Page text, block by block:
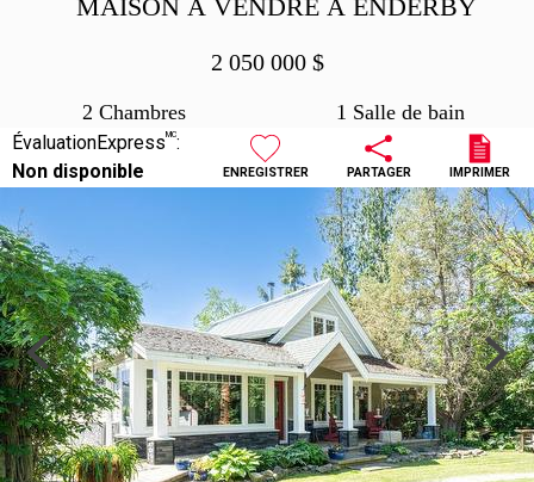
MAISON À VENDRE À ENDERBY
2 050 000 $
2 Chambres 1 Salle de bain
ÉvaluationExpressMC:
Non disponible
ENREGISTRER PARTAGER IMPRIMER
Previous Next